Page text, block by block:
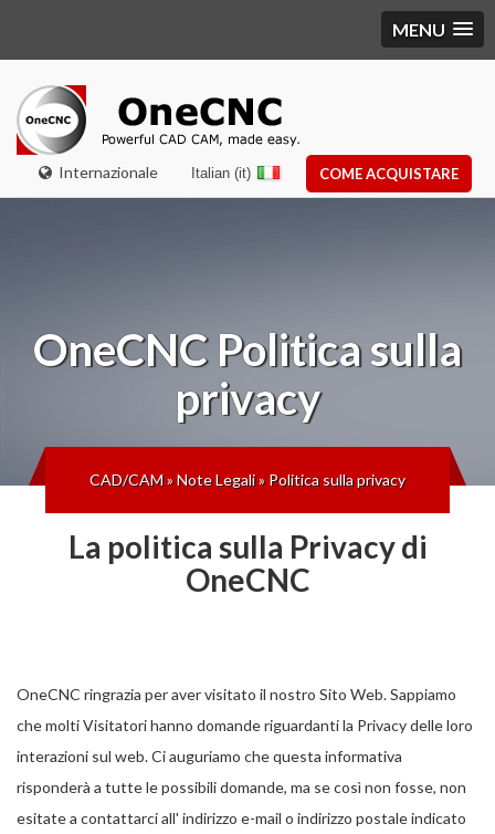
MENU
Internazionale COME ACQUISTARE
Italian (it)
OneCNCPolitica sulla
privacy
CAD/CAM»Note Legali» Politica sulla privacy
La politica sulla Privacy di
OneCNC
OneCNC ringrazia per aver visitato il nostro Sito Web. Sappiamo
che molti Visitatori hanno domande riguardanti la Privacy delle loro
interazioni sul web. Ci auguriamo che questa informativa
risponderà a tutte le possibili domande, ma se così non fosse, non
esitate a contattarci all' indirizzo e-mail o indirizzo postale indicato